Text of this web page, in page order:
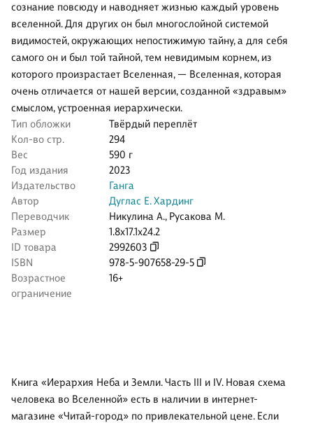
сознание повсюду и наводняет жизнью каждый уровень
вселенной. Для других он был многослойной системой
видимостей, окружающих непостижимую тайну, а для себя
самого он и был той тайной, тем невидимым корнем, из
которого произрастает Вселенная, — Вселенная, которая
очень отличается от нашей версии, созданной «здравым»
смыслом, устроенная иерархически.
Тип обложки
Твёрдый переплёт
Кол-во стр.
294
Вес
590 г
Год издания
2023
Издательство
Ганга
Автор
Дуглас Е. Хардинг
Переводчик
Никулина А., Русакова М.
Размер
1.8x17.1x24.2
ID товара
2992603
ISBN
978-5-907658-29-5
Возрастное
ограничение
16+
Книга «Иерархия Неба и Земли. Часть III и IV. Новая схема
человека во Вселенной» есть в наличии в интернет-
магазине «Читай-город» по привлекательной цене. Если